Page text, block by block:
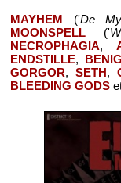
MAYHEM ('De
MOONSPELL ('
NECROPHAGIA,
ENDSTILLE,
GORGOR,SETH,
BLEEDING GODS